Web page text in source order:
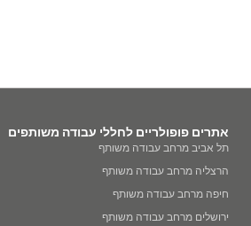
אתרים פופולריים לחללי עבודה משותפים
תל אביב מרחב עבודה משותף
הרצליה מרחב עבודה משותף
חיפה מרחב עבודה משותף
ירושלים מרחב עבודה משותף